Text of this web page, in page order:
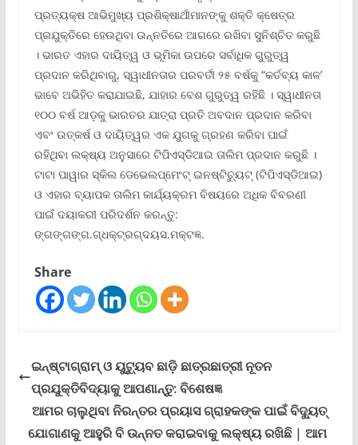
ପ୍ରତ୍ୟକ୍ଷ ଆଭିମୁଖ୍ୟ ପ୍ରଶିକ୍ଷାର୍ଥୀମାନଙ୍କୁ ଶକ୍ତି କ୍ଷେତ୍ର
ପ୍ରଯୁକ୍ତିରେ ହେଉଥିବା ଉନ୍ନତିରେ ଆଗରେ ରଖିବା ସୁନିଶ୍ଚିତ କରୁଛି
। ଭାରତ ଏହାର ଦାୟିତ୍ୱ ଓ ଭୂମିକା ଉପରେ ସର୍ବାଧିକ ଗୁରୁତ୍ୱ
ପ୍ରଦାନ କରିଥିବାରୁ, ସ୍ୱାଧୀନତାର ପରବର୍ତୀ ୨୫ ବର୍ଷକୁ “କର୍ତବ୍ୟ କାଳ’
ଭାବେ ଅଭିହିତ କରାଯାଇଛି, ଯାହାର ବେଶ ଗୁରୁତ୍ୱ ରହିଛି । ସ୍ୱାଧୀନତା
୧୦୦ ବର୍ଷ ଆଡ଼କୁ ଭାରତର ଯାତ୍ରା ପ୍ରତି ଅବଦାନ ପ୍ରଦାନ କରିବା
ଏବଂ ଉତ୍କର୍ଷ ଓ ଦାୟିତ୍ୱର ଏକ ଯୁଗକୁ ଗ୍ରହଣ କରିବା ପାଇଁ
ରହିଥିବା ଲକ୍ଷ୍ୟ ଅନୁସାରେ ଟିପିଏସ୍‌ଡିଆଇ ତାଲିମ ପ୍ରଦାନ କରୁଛି ।
ଟାଟା ପାୱାର ସ୍କିଲ ଡେଭେଲପ୍‌ମେଂଟ୍ ଇନଷ୍ଟିଚ୍ୟୁଟ୍ (ଟିପିଏସ୍‌ଡିଆଇ)
ଓ ଏହାର ବ୍ୟାପକ ତାଲିମ କାର୍ଯ୍ୟକ୍ରମ ବିଷୟରେ ଅଧିକ ବିବରଣୀ
ପାଇଁ ଦୟାକରୀ ପରିଦର୍ଶନ କରନ୍ତୁ:
ଙ୍ଗଙ୍ଗଙ୍ଗ.ଗ୍ଧକ୍ଟ୍ରଗ୍ଦୟସ.ମକ୍ଟଜ୍ଞ.
Share
ଇନ୍‌ଷ୍ଟାଗ୍ରାମ୍ ଓ ୟୁଟ୍ୟୁବ ଛାଡ଼ି ଛାତ୍ରଛାତ୍ରୀ ନୂତନ
ପ୍ରଯୁକ୍ତିବିଦ୍ୟାକୁ ଆପଣାନ୍ତୁ: ବିଶେଷଜ୍ଞ
ଆମର ଚାଲୁଥିବା ନିରନ୍ତର ପ୍ରୟାସ ଗ୍ରାହକଙ୍କ ପାଇଁ ବିଦ୍ୟୁତ୍
ଯୋଗାଣକୁ ଆହୁରି ବି ଉନ୍ନତ କରାଇବାକୁ ଲକ୍ଷ୍ୟ ରଖିଛି | ଆମ